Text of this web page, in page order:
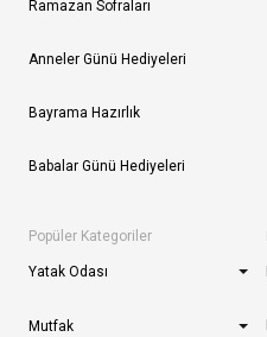
Ramazan Sofraları
Anneler Günü Hediyeleri
Bayrama Hazırlık
Babalar Günü Hediyeleri
Popüler Kategoriler
Yatak Odası
Mutfak